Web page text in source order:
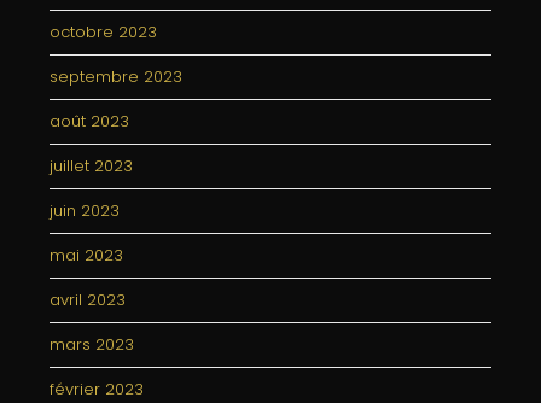
octobre 2023
septembre 2023
août 2023
juillet 2023
juin 2023
mai 2023
avril 2023
mars 2023
février 2023